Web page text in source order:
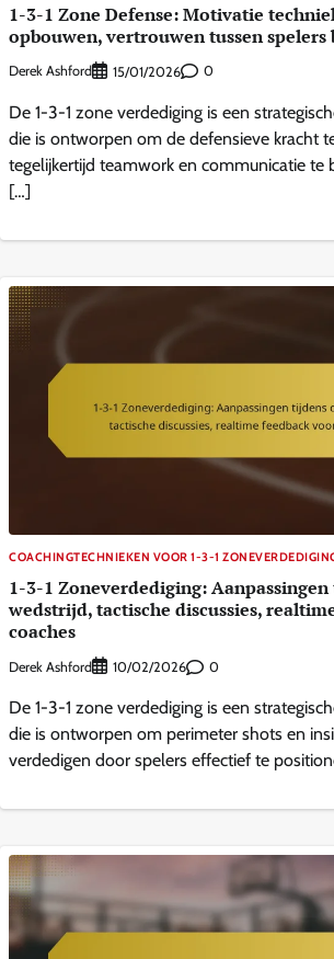
1-3-1 Zone Defense: Motivatie
opbouwen, vertrouwen tussen spelers
Derek Ashford 15/01/2026 0
De 1-3-1 zone verdediging is een
die is ontworpen om de defensieve kracht
tegelijkertijd teamwork en communicatie te
[…]
COACHINGTECHNIEKEN VOOR 1-3-1
1-3-1 Zoneverdediging:
wedstrijd, tactische discussies,
coaches
Derek Ashford 10/02/2026 0
De 1-3-1 zone verdediging is een
die is ontworpen om perimeter shots en
verdedigen door spelers effectief te